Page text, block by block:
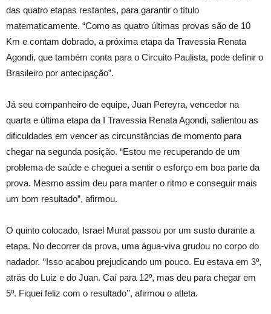
das quatro etapas restantes, para garantir o título
matematicamente. “Como as quatro últimas provas são de 10
Km e contam dobrado, a próxima etapa da Travessia Renata
Agondi, que também conta para o Circuito Paulista, pode definir o
Brasileiro por antecipação”.
Já seu companheiro de equipe, Juan Pereyra, vencedor na
quarta e última etapa da I Travessia Renata Agondi, salientou as
dificuldades em vencer as circunstâncias de momento para
chegar na segunda posição. “Estou me recuperando de um
problema de saúde e cheguei a sentir o esforço em boa parte da
prova. Mesmo assim deu para manter o ritmo e conseguir mais
um bom resultado”, afirmou.
O quinto colocado, Israel Murat passou por um susto durante a
etapa. No decorrer da prova, uma água-viva grudou no corpo do
nadador. ‘‘Isso acabou prejudicando um pouco. Eu estava em 3º,
atrás do Luiz e do Juan. Caí para 12º, mas deu para chegar em
5º. Fiquei feliz com o resultado’’, afirmou o atleta.